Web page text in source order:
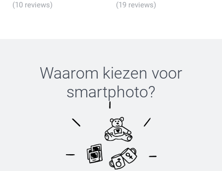
(10 reviews) (19 reviews)
Waarom kiezen voor
smartphoto?